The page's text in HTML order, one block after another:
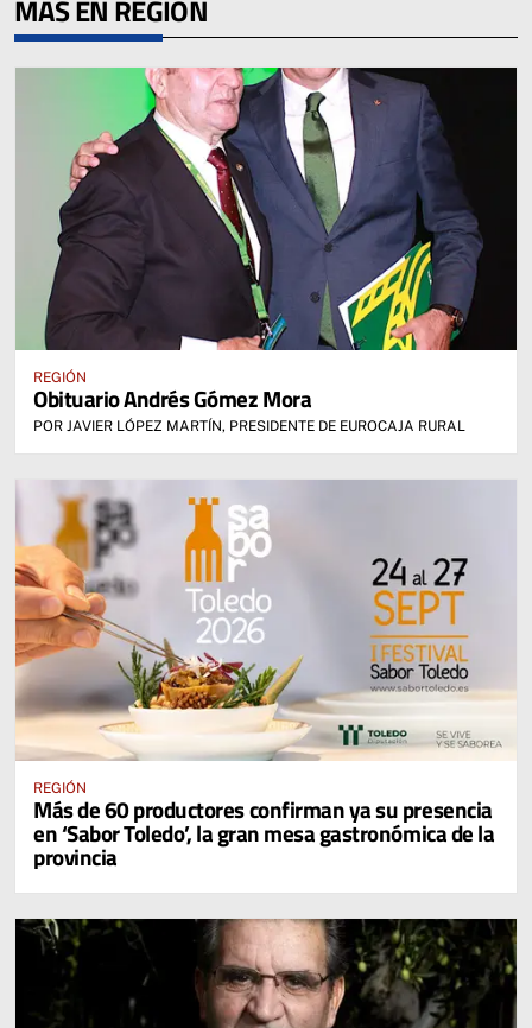
MÁS EN REGIÓN
REGIÓN
Obituario Andrés Gómez Mora
POR JAVIER LÓPEZ MARTÍN, PRESIDENTE DE EUROCAJA RURAL
REGIÓN
Más de 60 productores confirman ya su presencia
en ‘Sabor Toledo’, la gran mesa gastronómica de la
provincia